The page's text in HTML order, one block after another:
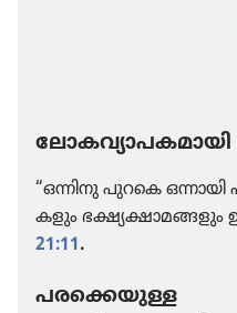
ലോകവ്യാപകമായി
“ഒന്നിനു പുറകെ
ക​ളും ഭക്ഷ്യക്ഷാ​മ​ങ്ങ​ളും
21:11.
പരക്കെയുള്ള